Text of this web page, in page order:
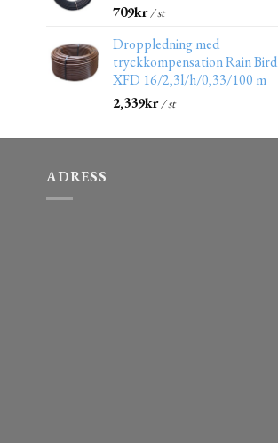
709kr/ st
Droppledning med
tryckkompensation Rain Bird
XFD 16/2,3l/h/0,33/100 m
2,339kr/ st
ADRESS